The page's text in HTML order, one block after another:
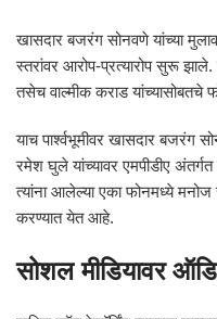
खासदार बजरंग सोनवणे यांच्या
स्तरांवर आरोप-प्रत्यारोप सुरू झाले.
तसेच वाल्मीक कराड यांच्यासोबतचे
याच पार्श्वभूमीवर खासदार बजरंग
रमेश घुले यांच्यावर एमपीडीए अंतर्गत
त्यांना आलेल्या एका फोनमध्ये मनोज
करण्यात येत आहे.
सोशल मीडियावर